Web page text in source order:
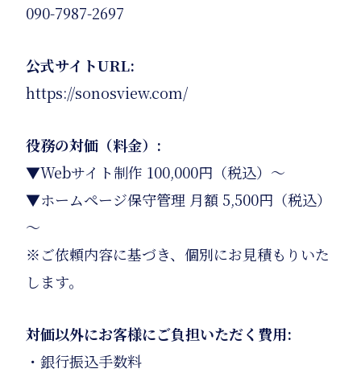
090-7987-2697
公式サイトURL:
https://sonosview.com/
役務の対価（料金）:
▼Webサイト制作 100,000円（税込）～
▼ホームページ保守管理 月額 5,500円（税込）
～
※ご依頼内容に基づき、個別にお見積もりいた
します。
対価以外にお客様にご負担いただく費用:
・銀行振込手数料